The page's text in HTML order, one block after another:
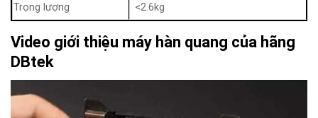
Trọng lượng
<2.6kg
Video giới thiệu máy hàn quang của hãng
DBtek